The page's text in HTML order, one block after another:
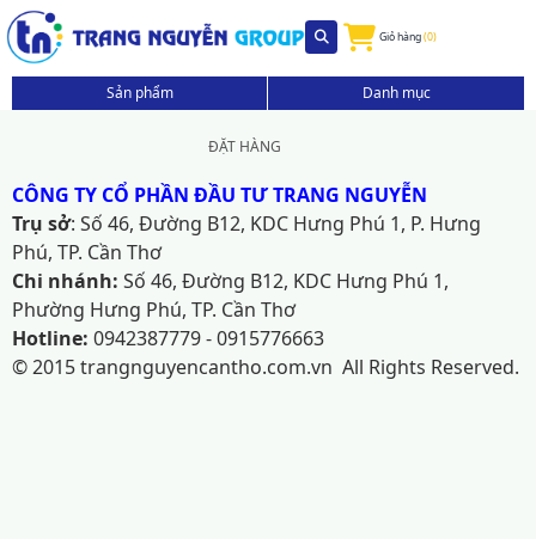
Giỏ hàng (0)
Sản phẩm Danh mục
ĐẶT HÀNG
CÔNG TY CỔ PHẦN ĐẦU TƯ TRANG NGUYỄN
Trụ sở: Số 46, Đường B12, KDC Hưng Phú 1, P. Hưng
Phú, TP. Cần Thơ
Chi nhánh: Số 46, Đường B12, KDC Hưng Phú 1,
Phường Hưng Phú, TP. Cần Thơ
Hotline: 0942387779 - 0915776663
© 2015 trangnguyencantho.com.vn All Rights Reserved.